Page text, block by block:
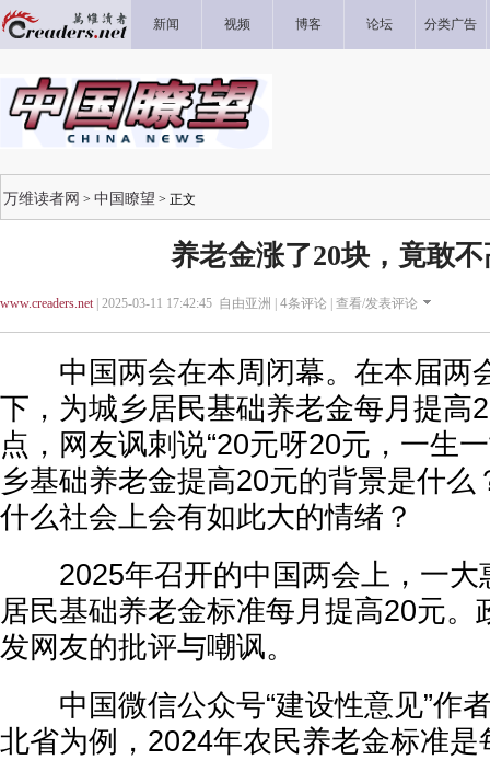
新闻 视频 博客 论坛 分类广告
万维读者网 > 中国瞭望 > 正文
养老金涨了20块，竟敢
www.creaders.net| 2025-03-11 17:42:45 自由亚洲 | 4条评论 | 查看/发表评论
中国两会在本周闭幕。在本届两
下，为城乡居民基础养老金每月提高
点，网友讽刺说“20元呀20元，一生
乡基础养老金提高20元的背景是什么
什么社会上会有如此大的情绪？
2025年召开的中国两会上，一大
居民基础养老金标准每月提高20元。
发网友的批评与嘲讽。
中国微信公众号“建设性意见”作
北省为例，2024年农民养老金标准